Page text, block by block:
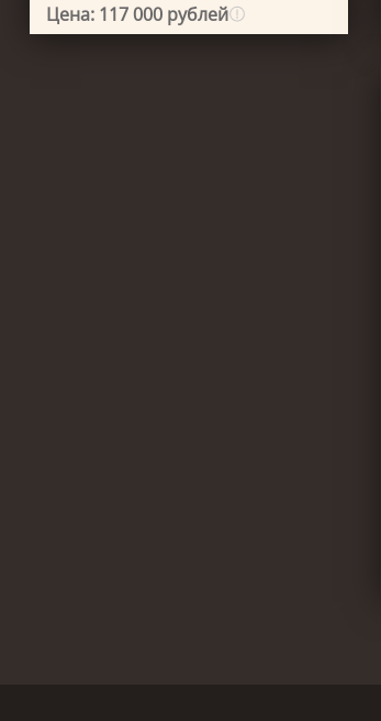
Цена: 117 000 рублей